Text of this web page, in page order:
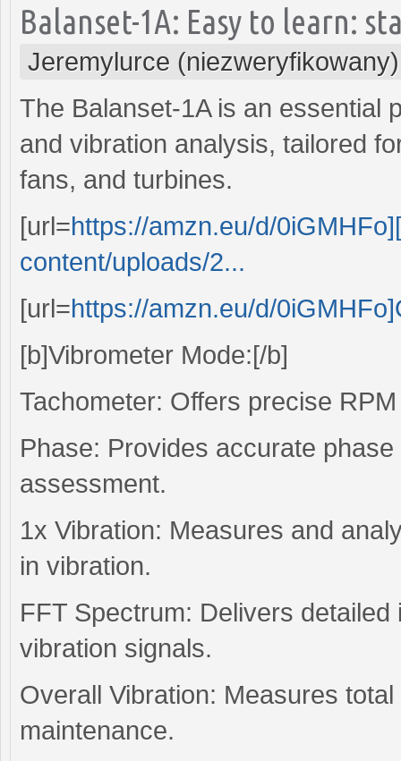
Balanset-1A: Easy to learn:
Jeremylurce (niezweryfikowany)
The Balanset-1A is an essential
and vibration analysis, tailored
fans, and turbines.
[url=https://amzn.eu/d/
content/uploads/2...
[url=https://amzn.eu/d/
[b]Vibrometer Mode:[/b]
Tachometer: Offers precise
Phase: Provides accurate
assessment.
1x Vibration: Measures and
in vibration.
FFT Spectrum: Delivers
vibration signals.
Overall Vibration: Measures
maintenance.